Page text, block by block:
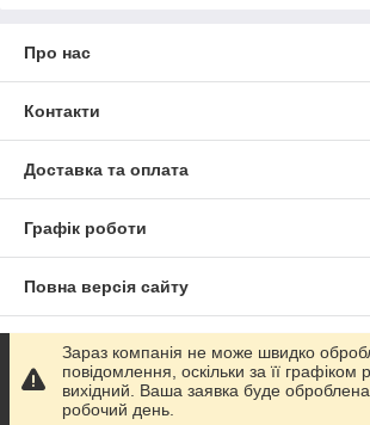
Про нас
Контакти
Доставка та оплата
Графік роботи
Повна версія сайту
Сайт створено на маркетплейсіProm.ua
Політика конфіденційності
Зараз компанія не може швидко
повідомлення, оскільки за її графіком
вихідний. Ваша заявка буде
робочий день.